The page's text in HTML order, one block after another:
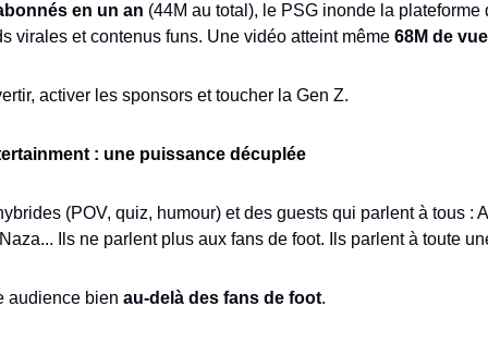
en un an (44M au total), le PSG inonde la plateforme
virales et contenus funs. Une vidéo atteint même 68M de
activer les sponsors et toucher la Gen Z.
: une puissance décuplée
(POV, quiz, humour) et des guests qui parlent à tous :
Ils ne parlent plus aux fans de foot. Ils parlent à toute
audience bien au-delà des fans de foot.